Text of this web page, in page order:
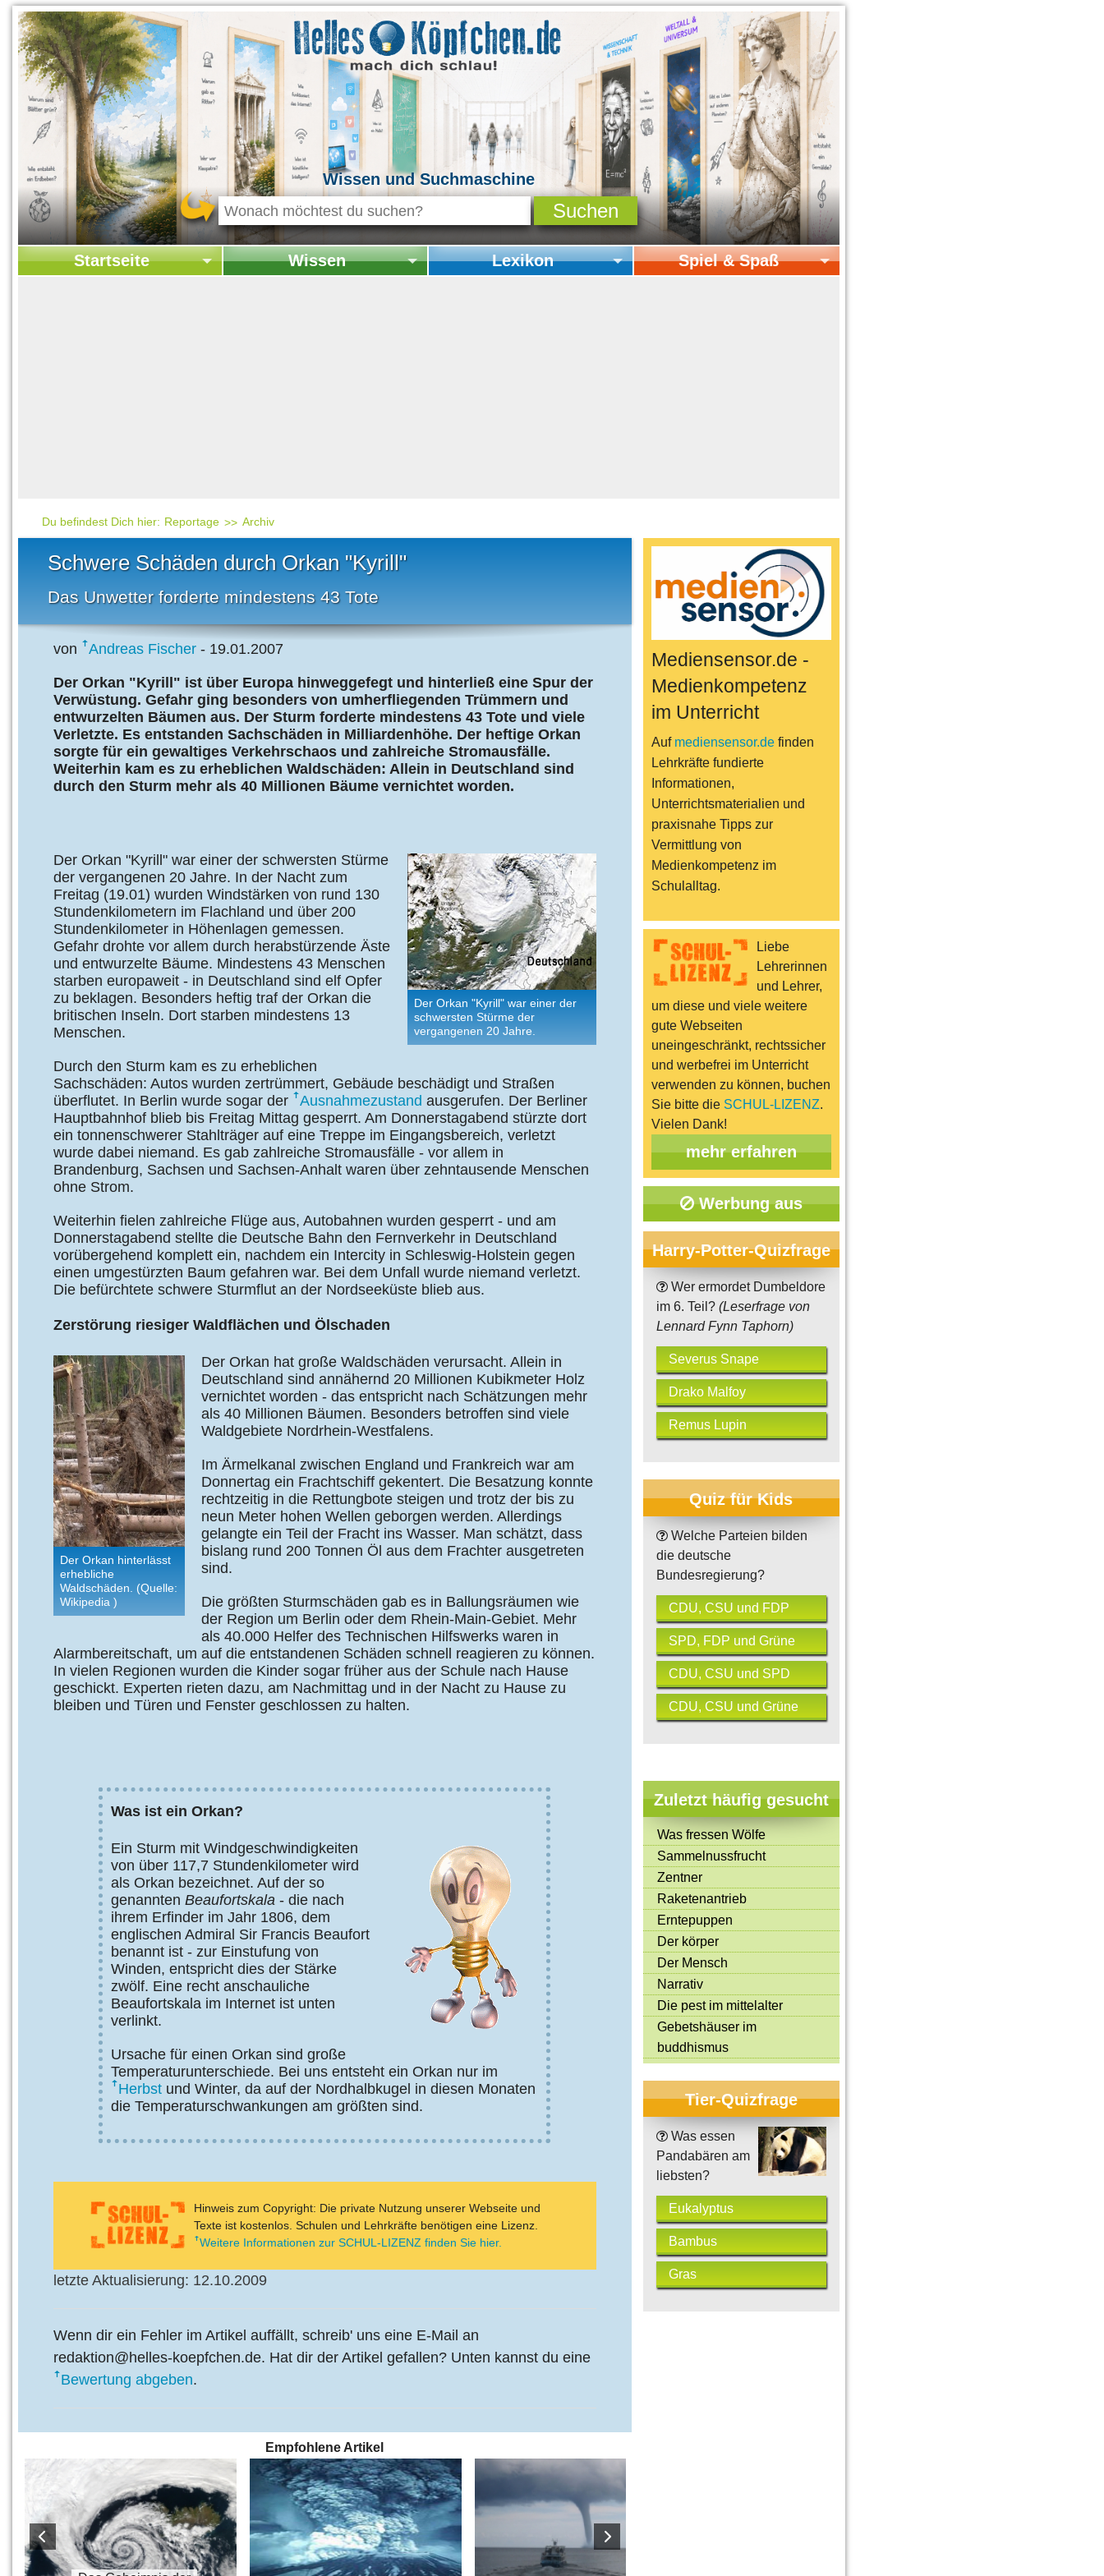
Wissen und Suchmaschine
Startseite Wissen
Technik
Fragen und Antworten
Lexikon Spiel & Spaß
Reisen, Events & Sport
E-Cards
Du befindest Dich hier: Reportage Archiv
Schwere Schäden durch Orkan "Kyrill"
Das Unwetter forderte mindestens 43 Tote
von Andreas Fischer - 19.01.2007
Der Orkan "Kyrill" ist über Europa hinweggefegt und hinterließ eine Spur der
Verwüstung. Gefahr ging besonders von umherfliegenden Trümmern und
entwurzelten Bäumen aus. Der Sturm forderte mindestens 43 Tote und viele
Verletzte. Es entstanden Sachschäden in Milliardenhöhe. Der heftige Orkan
sorgte für ein gewaltiges Verkehrschaos und zahlreiche Stromausfälle.
Weiterhin kam es zu erheblichen Waldschäden: Allein in Deutschland sind
durch den Sturm mehr als 40 Millionen Bäume vernichtet worden.
Der Orkan "Kyrill" war einer der
schwersten Stürme der
vergangenen 20 Jahre.
Der Orkan "Kyrill" war einer der schwersten Stürme
der vergangenen 20 Jahre. In der Nacht zum
Freitag (19.01) wurden Windstärken von rund 130
Stundenkilometern im Flachland und über 200
Stundenkilometer in Höhenlagen gemessen.
Gefahr drohte vor allem durch herabstürzende Äste
und entwurzelte Bäume. Mindestens 43 Menschen
starben europaweit - in Deutschland sind elf Opfer
zu beklagen. Besonders heftig traf der Orkan die
britischen Inseln. Dort starben mindestens 13
Menschen.
Durch den Sturm kam es zu erheblichen
Sachschäden: Autos wurden zertrümmert, Gebäude beschädigt und Straßen
überflutet. In Berlin wurde sogar der
Ausnahmezustand ausgerufen. Der Berliner
Hauptbahnhof blieb bis Freitag Mittag gesperrt. Am Donnerstagabend stürzte dort
ein tonnenschwerer Stahlträger auf eine Treppe im Eingangsbereich, verletzt
wurde dabei niemand. Es gab zahlreiche Stromausfälle - vor allem in
Brandenburg, Sachsen und Sachsen-Anhalt waren über zehntausende Menschen
ohne Strom.
Weiterhin fielen zahlreiche Flüge aus, Autobahnen wurden gesperrt - und am
Donnerstagabend stellte die Deutsche Bahn den Fernverkehr in Deutschland
vorübergehend komplett ein, nachdem ein Intercity in Schleswig-Holstein gegen
einen umgestürzten Baum gefahren war. Bei dem Unfall wurde niemand verletzt.
Die befürchtete schwere Sturmflut an der Nordseeküste blieb aus.
Zerstörung riesiger Waldflächen und Ölschaden
Der Orkan hinterlässt
erhebliche
Waldschäden. (Quelle:
Wikipedia )
Der Orkan hat große Waldschäden verursacht. Allein in
Deutschland sind annähernd 20 Millionen Kubikmeter Holz
vernichtet worden - das entspricht nach Schätzungen mehr
als 40 Millionen Bäumen. Besonders betroffen sind viele
Waldgebiete Nordrhein-Westfalens.
Im Ärmelkanal zwischen England und Frankreich war am
Donnertag ein Frachtschiff gekentert. Die Besatzung konnte
rechtzeitig in die Rettungbote steigen und trotz der bis zu
neun Meter hohen Wellen geborgen werden. Allerdings
gelangte ein Teil der Fracht ins Wasser. Man schätzt, dass
bislang rund 200 Tonnen Öl aus dem Frachter ausgetreten
sind.
Die größten Sturmschäden gab es in Ballungsräumen wie
der Region um Berlin oder dem Rhein-Main-Gebiet. Mehr
als 40.000 Helfer des Technischen Hilfswerks waren in
Alarmbereitschaft, um auf die entstandenen Schäden schnell reagieren zu können.
In vielen Regionen wurden die Kinder sogar früher aus der Schule nach Hause
geschickt. Experten rieten dazu, am Nachmittag und in der Nacht zu Hause zu
bleiben und Türen und Fenster geschlossen zu halten.
Was ist ein Orkan?
Ein Sturm mit Windgeschwindigkeiten
von über 117,7 Stundenkilometer wird
als Orkan bezeichnet. Auf der so
genannten Beaufortskala - die nach
ihrem Erfinder im Jahr 1806, dem
englischen Admiral Sir Francis Beaufort
benannt ist - zur Einstufung von
Winden, entspricht dies der Stärke
zwölf. Eine recht anschauliche
Beaufortskala im Internet ist unten
verlinkt.
Ursache für einen Orkan sind große
Temperaturunterschiede. Bei uns entsteht ein Orkan nur im
Herbst und Winter, da auf der Nordhalbkugel in diesen Monaten
die Temperaturschwankungen am größten sind.
Hinweis zum Copyright: Die private Nutzung unserer Webseite und
Texte ist kostenlos. Schulen und Lehrkräfte benötigen eine Lizenz.
Weitere Informationen zur SCHUL-LIZENZ finden Sie hier.
letzte Aktualisierung: 12.10.2009
Wenn dir ein Fehler im Artikel auffällt, schreib' uns eine E-Mail an
redaktion@helles-koepfchen.de. Hat dir der Artikel gefallen? Unten kannst du eine
Bewertung abgeben.
Empfohlene Artikel
Mediensensor.de -
Medienkompetenz
im Unterricht
Auf mediensensor.definden
Lehrkräfte fundierte
Informationen,
Unterrichtsmaterialien und
praxisnahe Tipps zur
Vermittlung von
Medienkompetenz im
Schulalltag.
Liebe
Lehrerinnen
und Lehrer,
um diese und viele weitere
gute Webseiten
uneingeschränkt, rechtssicher
und werbefrei im Unterricht
verwenden zu können, buchen
Sie bitte die SCHUL-LIZENZ.
Vielen Dank!
mehr erfahren
Werbung aus
Harry-Potter-Quizfrage
Wer ermordet Dumbeldore
im 6. Teil? (Leserfrage von
Lennard Fynn Taphorn)
Severus Snape
Drako Malfoy
Remus Lupin
Quiz für Kids
Welche Parteien bilden
die deutsche
Bundesregierung?
CDU, CSU und FDP
SPD, FDP und Grüne
CDU, CSU und SPD
CDU, CSU und Grüne
Zuletzt häufig gesucht
Was fressen Wölfe
Sammelnussfrucht
Zentner
Raketenantrieb
Erntepuppen
Der körper
Der Mensch
Narrativ
Die pest im mittelalter
Gebetshäuser im
buddhismus
Tier-Quizfrage
Was essen
Pandabären am
liebsten?
Eukalyptus
Bambus
Gras